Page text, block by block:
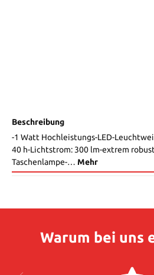
Beschreibung
-1 Watt Hochleistungs-LED-
40 h-Lichtstrom: 300 lm-extrem
Taschenlampe-… Mehr
Warum bei uns